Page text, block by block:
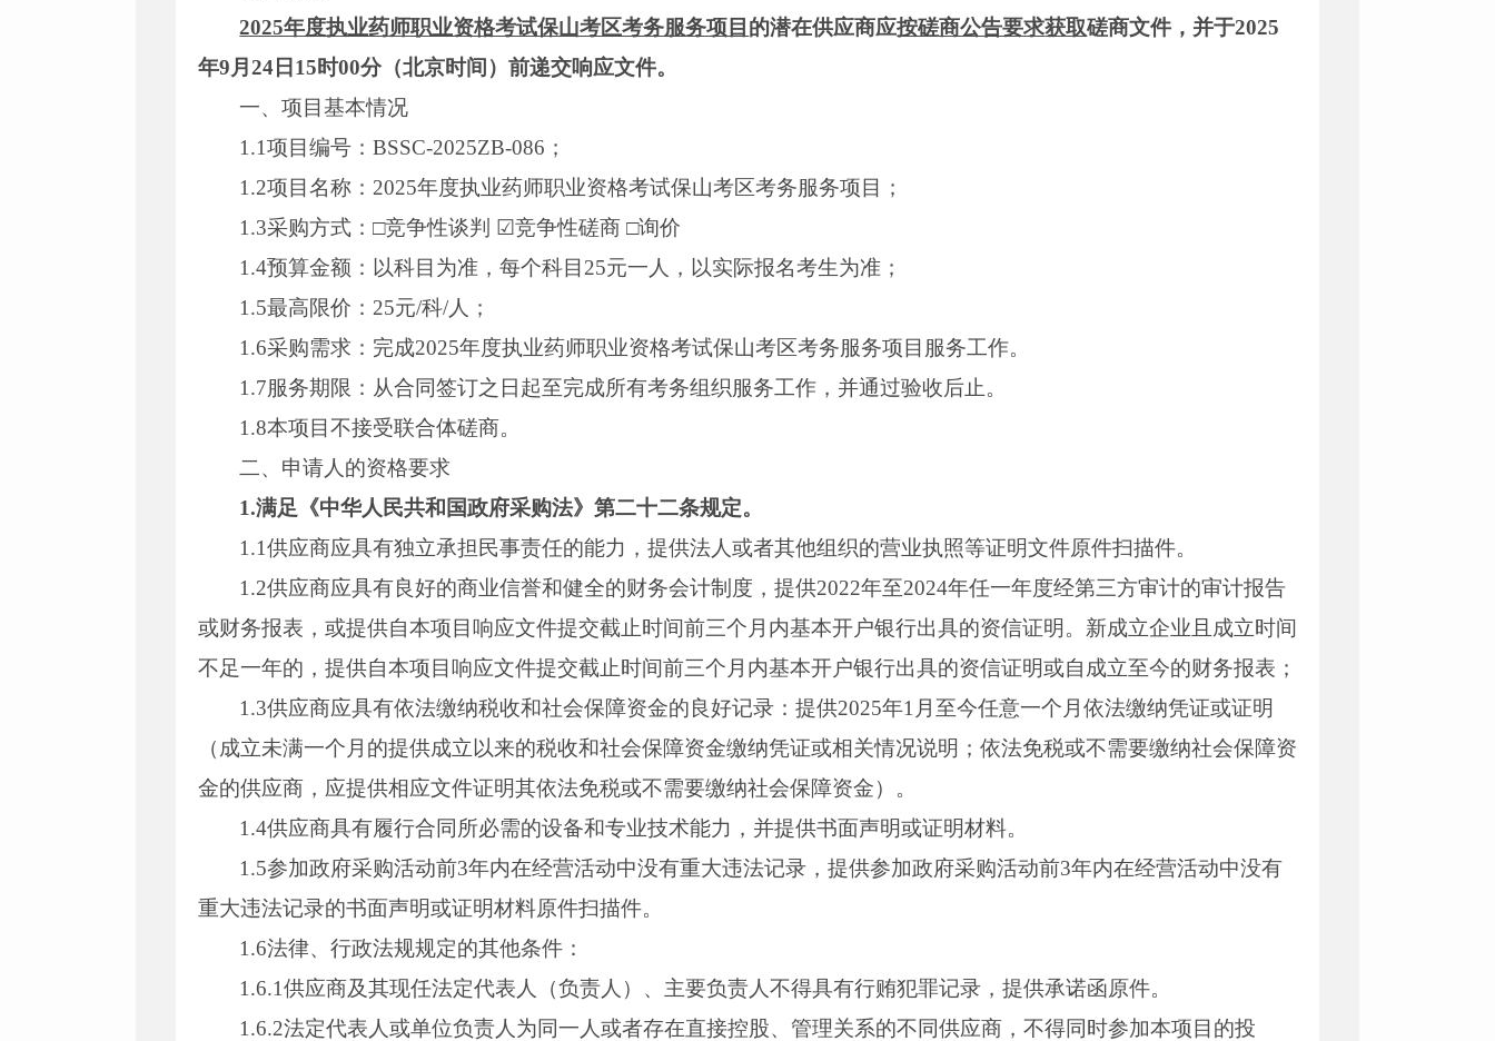
2025年度执业药师职业资格考试保山考区考务服务项目 的潜在供应商应按磋商公告要求获取磋商文件，并于2025
年9月24日15时00分（北京时间）前递交响应文件。
一、项目基本情况
1.1项目编号：BSSC-2025ZB-086；
1.2项目名称：2025年度执业药师职业资格考试保山考区考务服务项目；
1.3采购方式：□竞争性谈判 ☑竞争性磋商 □询价
1.4预算金额：以科目为准，每个科目25元一人，以实际报名考生为准；
1.5最高限价：25元/科/人；
1.6采购需求：完成2025年度执业药师职业资格考试保山考区考务服务项目服务工作。
1.7服务期限：从合同签订之日起至完成所有考务组织服务工作，并通过验收后止。
1.8本项目不接受联合体磋商。
二、申请人的资格要求
1.满足《中华人民共和国政府采购法》第二十二条规定。
1.1供应商应具有独立承担民事责任的能力，提供法人或者其他组织的营业执照等证明文件原件扫描件。
1.2供应商应具有良好的商业信誉和健全的财务会计制度，提供2022年至2024年任一年度经第三方审计的审计报告
或财务报表，或提供自本项目响应文件提交截止时间前三个月内基本开户银行出具的资信证明。新成立企业且成立时间
不足一年的，提供自本项目响应文件提交截止时间前三个月内基本开户银行出具的资信证明或自成立至今的财务报表；
1.3供应商应具有依法缴纳税收和社会保障资金的良好记录：提供2025年1月至今任意一个月依法缴纳凭证或证明
（成立未满一个月的提供成立以来的税收和社会保障资金缴纳凭证或相关情况说明；依法免税或不需要缴纳社会保障资
金的供应商，应提供相应文件证明其依法免税或不需要缴纳社会保障资金）。
1.4供应商具有履行合同所必需的设备和专业技术能力，并提供书面声明或证明材料。
1.5参加政府采购活动前3年内在经营活动中没有重大违法记录，提供参加政府采购活动前3年内在经营活动中没有
重大违法记录的书面声明或证明材料原件扫描件。
1.6法律、行政法规规定的其他条件：
1.6.1供应商及其现任法定代表人（负责人）、主要负责人不得具有行贿犯罪记录，提供承诺函原件。
1.6.2法定代表人或单位负责人为同一人或者存在直接控股、管理关系的不同供应商，不得同时参加本项目的投